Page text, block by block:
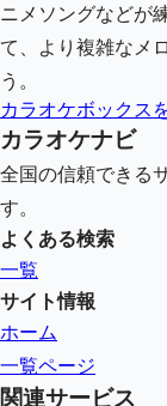
ニメソングなどが
て、より複雑なメ
う。
カラオケボックス
カラオケナビ
全国の信頼できる
す。
よくある検索
一覧
サイト情報
ホーム
一覧ページ
関連サービス